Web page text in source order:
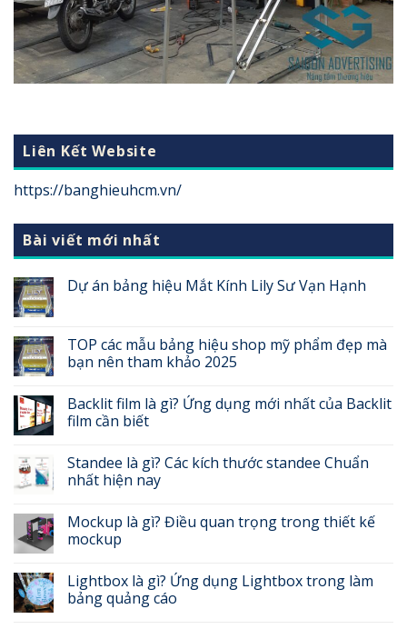
Liên Kết Website
https://banghieuhcm.vn/
Bài viết mới nhất
Dự án bảng hiệu Mắt Kính Lily Sư Vạn Hạnh
TOP các mẫu bảng hiệu shop mỹ phẩm đẹp mà
bạn nên tham khảo 2025
Backlit film là gì? Ứng dụng mới nhất của Backlit
film cần biết
Standee là gì? Các kích thước standee Chuẩn
nhất hiện nay
Mockup là gì? Điều quan trọng trong thiết kế
mockup
Lightbox là gì? Ứng dụng Lightbox trong làm
bảng quảng cáo